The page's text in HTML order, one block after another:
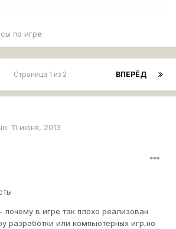
по игре
ВПЕРЁД
Страница 1 из 2
11 июня, 2013
почему в игре так плохо реализован
разработки или компьютерных игр,но